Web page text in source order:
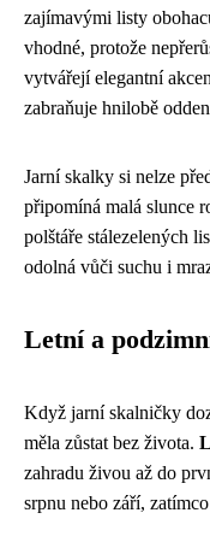
zajímavými listy
vhodné, protože
vytvářejí elegantní
zabraňuje hnilobě
Jarní skalky si nelze
připomíná malá slunce
polštáře stálezelených
odolná vůči suchu i
Letní a
Když jarní skalničky
měla zůstat bez života.
zahradu živou až do
srpnu nebo září,